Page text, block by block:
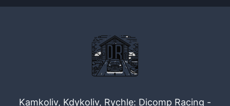
Kamkoliv, Kdykoliv, Rychle: Dicomp Racing -